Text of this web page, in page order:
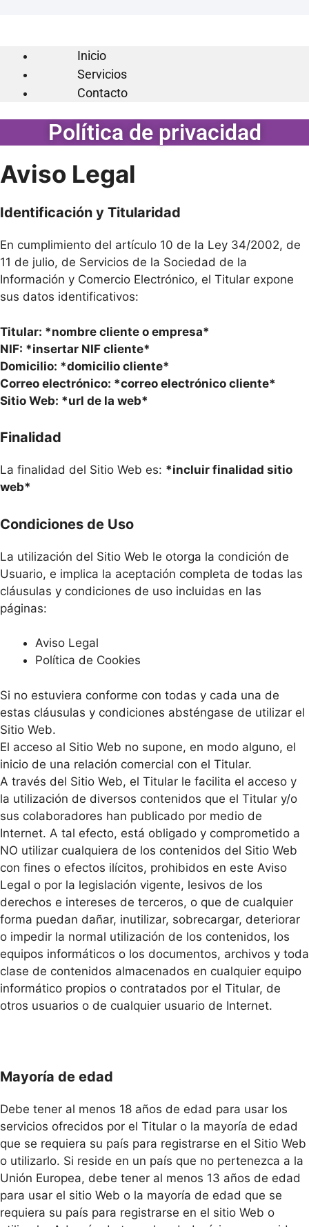
Inicio
Servicios
Contacto
Política de privacidad
Aviso Legal
Identificación y Titularidad
En cumplimiento del artículo 10 de la Ley 34/2002, de
11 de julio, de Servicios de la Sociedad de la
Información y Comercio Electrónico, el Titular expone
sus datos identificativos:
Titular: *nombre cliente o empresa*
NIF: *insertar NIF cliente*
Domicilio: *domicilio cliente*
Correo electrónico: *correo electrónico cliente*
Sitio Web: *url de la web*
Finalidad
La finalidad del Sitio Web es: *incluir finalidad sitio
web*
Condiciones de Uso
La utilización del Sitio Web le otorga la condición de
Usuario, e implica la aceptación completa de todas las
cláusulas y condiciones de uso incluidas en las
páginas:
Aviso Legal
Política de Cookies
Si no estuviera conforme con todas y cada una de
estas cláusulas y condiciones absténgase de utilizar el
Sitio Web.
El acceso al Sitio Web no supone, en modo alguno, el
inicio de una relación comercial con el Titular.
A través del Sitio Web, el Titular le facilita el acceso y
la utilización de diversos contenidos que el Titular y/o
sus colaboradores han publicado por medio de
Internet. A tal efecto, está obligado y comprometido a
NO utilizar cualquiera de los contenidos del Sitio Web
con fines o efectos ilícitos, prohibidos en este Aviso
Legal o por la legislación vigente, lesivos de los
derechos e intereses de terceros, o que de cualquier
forma puedan dañar, inutilizar, sobrecargar, deteriorar
o impedir la normal utilización de los contenidos, los
equipos informáticos o los documentos, archivos y toda
clase de contenidos almacenados en cualquier equipo
informático propios o contratados por el Titular, de
otros usuarios o de cualquier usuario de Internet.
Mayoría de edad
Debe tener al menos 18 años de edad para usar los
servicios ofrecidos por el Titular o la mayoría de edad
que se requiera su país para registrarse en el Sitio Web
o utilizarlo. Si reside en un país que no pertenezca a la
Unión Europea, debe tener al menos 13 años de edad
para usar el sitio Web o la mayoría de edad que se
requiera su país para registrarse en el sitio Web o